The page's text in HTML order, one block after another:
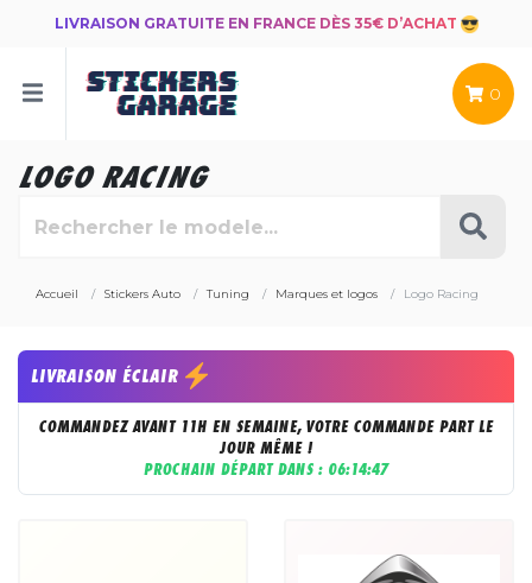
LIVRAISON GRATUITE EN FRANCE DÈS 35€ D’ACHAT
0
LOGO RACING
Accueil Stickers Auto Tuning Marques et logos Logo Racing
LIVRAISON ÉCLAIR
COMMANDEZ AVANT 11H EN SEMAINE, VOTRE COMMANDE PART LE
JOUR MÊME !
PROCHAIN DÉPART DANS : 06:14:45